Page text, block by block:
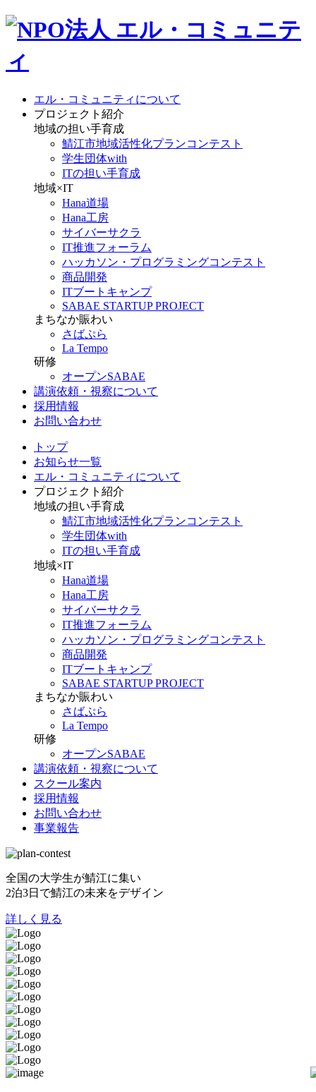
エル・コミュニティについて
プロジェクト紹介
地域の担い手育成
鯖江市地域活性化プランコンテスト
学生団体with
ITの担い手育成
地域×IT
Hana道場
Hana工房
サイバーサクラ
IT推進フォーラム
ハッカソン・プログラミングコンテスト
商品開発
ITブートキャンプ
SABAE STARTUP PROJECT
まちなか賑わい
さばぷら
La Tempo
研修
オープンSABAE
講演依頼・視察について
採用情報
お問い合わせ
トップ
お知らせ一覧
エル・コミュニティについて
プロジェクト紹介
地域の担い手育成
鯖江市地域活性化プランコンテスト
学生団体with
ITの担い手育成
地域×IT
Hana道場
Hana工房
サイバーサクラ
IT推進フォーラム
ハッカソン・プログラミングコンテスト
商品開発
ITブートキャンプ
SABAE STARTUP PROJECT
まちなか賑わい
さばぷら
La Tempo
研修
オープンSABAE
講演依頼・視察について
スクール案内
採用情報
お問い合わせ
事業報告
全国の大学生が鯖江に集い
2泊3日で鯖江の未来をデザイン
詳しく見る